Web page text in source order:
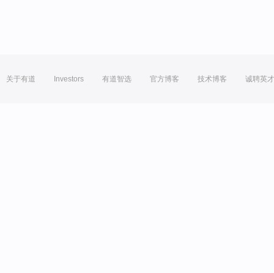
关于有道 Investors 有道智选 官方博客 技术博客 诚聘英才